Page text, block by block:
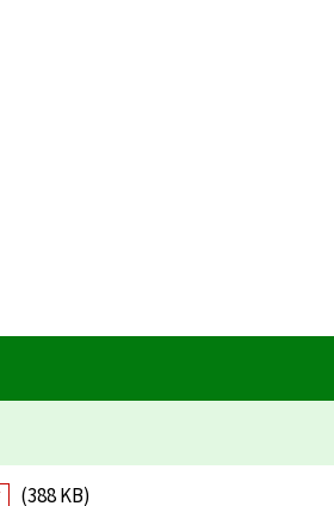
(388 KB)